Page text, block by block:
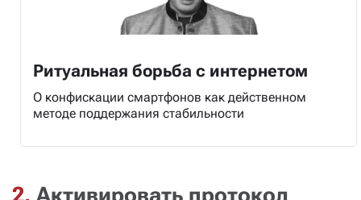
Ритуальная борьба с интернетом
О конфискации смартфонов как действенном
методе поддержания стабильности